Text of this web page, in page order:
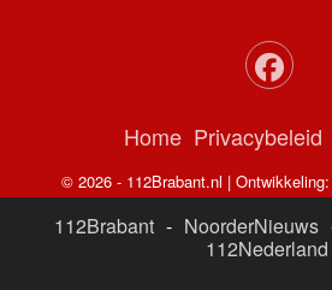
Home Privacybeleid
© 2026 - 112Brabant.nl | Ontwikkeling:
112Brabant - NoorderNieuws
112Nederland